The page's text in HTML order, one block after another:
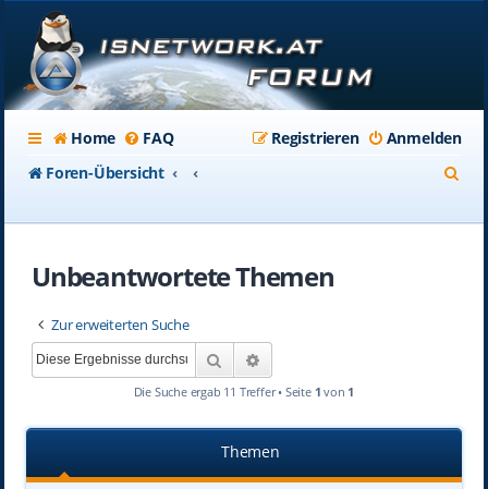
Home FAQ Anmelden
Registrieren
Foren-Übersicht
Unbeantwortete Themen
Zur erweiterten Suche
Suche
Die Suche ergab 11 Treffer • Seite 1 von 1
Themen